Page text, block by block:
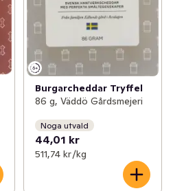
Burgarcheddar Tryffel
86 g, Väddö Gårdsmejeri
Noga utvald
44,01 kr
511,74 kr /kg